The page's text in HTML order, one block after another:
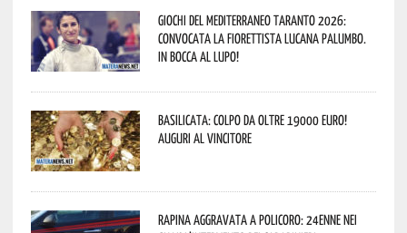
Giochi del Mediterraneo Taranto 2026:
convocata la fiorettista lucana Palumbo.
In bocca al lupo!
Basilicata: colpo da oltre 19000 Euro!
Auguri al vincitore
Rapina aggravata a Policoro: 24enne nei